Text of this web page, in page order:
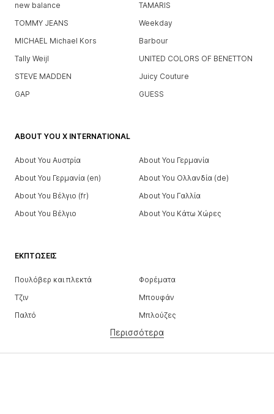
new balance
TAMARIS
TOMMY JEANS
Weekday
MICHAEL Michael Kors
Barbour
Tally Weijl
UNITED COLORS OF BENETTON
STEVE MADDEN
Juicy Couture
GAP
GUESS
ΕΚΠΤΏΣΕΙΣ
Πουλόβερ και πλεκτά
Φορέματα
Τζιν
Μπουφάν
Παλτό
Μπλούζες
Εσώρουχα
Φούστες
Πουκάμισα και τουνίκ
Περισσότερα
ABOUT YOU X INTERNATIONAL
About You Αυστρία
About You Γερμανία
About You Γερμανία (en)
About You Ολλανδία (de)
About You Βέλγιο (fr)
About You Γαλλία
About You Βέλγιο
About You Κάτω Χώρες